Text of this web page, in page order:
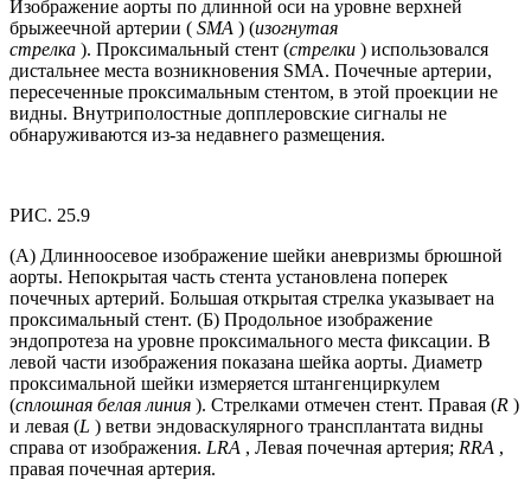
Изображение аорты по длинной оси на уровне верхней
брыжеечной артерии ( SMA ) (изогнутая
стрелка ). Проксимальный стент (стрелки ) использовался
дистальнее места возникновения SMA. Почечные артерии,
пересеченные проксимальным стентом, в этой проекции не
видны. Внутриполостные допплеровские сигналы не
обнаруживаются из-за недавнего размещения.
РИС. 25.9
(А) Длинноосевое изображение шейки аневризмы брюшной
аорты. Непокрытая часть стента установлена поперек
почечных артерий. Большая открытая стрелка указывает на
проксимальный стент. (Б) Продольное изображение
эндопротеза на уровне проксимального места фиксации. В
левой части изображения показана шейка аорты. Диаметр
проксимальной шейки измеряется штангенциркулем
(сплошная белая линия ). Стрелками отмечен стент. Правая (R )
и левая (L ) ветви эндоваскулярного трансплантата видны
справа от изображения. LRA , Левая почечная артерия; RRA ,
правая почечная артерия.